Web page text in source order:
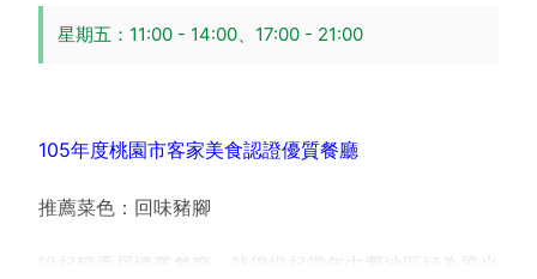
星期五：11:00 - 14:00、17:00 - 21:00
105年度桃園市客家美食認證優質餐廳
推薦菜色：回味豬腳
說起釀香居懷舊餐廳，就得提起當年中壢地區極為風光